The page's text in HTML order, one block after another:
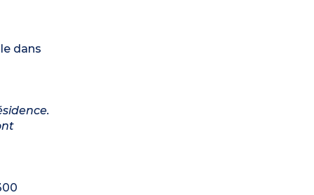
dans